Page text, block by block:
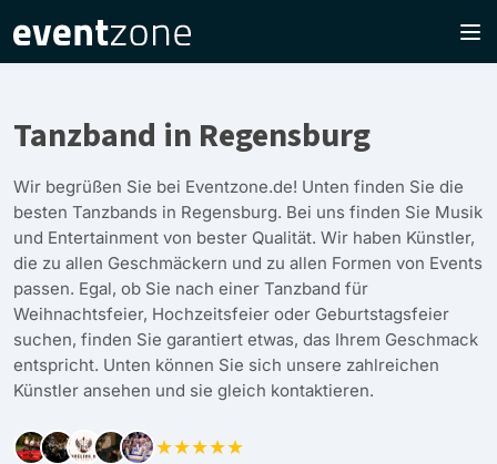
Tanzband in Regensburg
Wir begrüßen Sie bei Eventzone.de! Unten finden Sie die
besten Tanzbands in Regensburg. Bei uns finden Sie Musik
und Entertainment von bester Qualität. Wir haben Künstler,
die zu allen Geschmäckern und zu allen Formen von Events
passen. Egal, ob Sie nach einer Tanzband für
Weihnachtsfeier, Hochzeitsfeier oder Geburtstagsfeier
suchen, finden Sie garantiert etwas, das Ihrem Geschmack
entspricht. Unten können Sie sich unsere zahlreichen
Künstler ansehen und sie gleich kontaktieren.
★★★★★